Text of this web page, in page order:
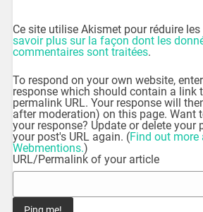
Ce site utilise Akismet pour réduire
savoir plus sur la façon dont les
commentaires sont traitées.
To respond on your own website,
response which should contain a link
permalink URL. Your response will
after moderation) on this page. Want
your response? Update or delete your
your post's URL again. (Find out more
Webmentions.)
URL/Permalink of your article